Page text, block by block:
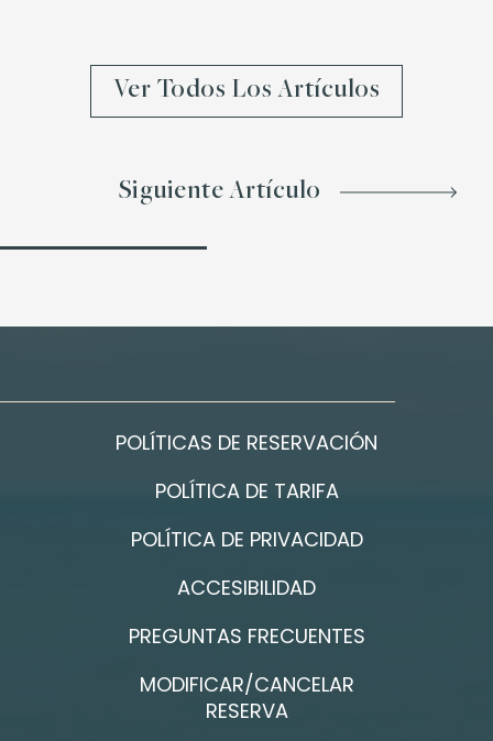
Ver Todos Los Artículos
Siguiente Artículo
POLÍTICAS DE RESERVACIÓN
POLÍTICA DE TARIFA
POLÍTICA DE PRIVACIDAD
ACCESIBILIDAD
PREGUNTAS FRECUENTES
MODIFICAR/CANCELAR
RESERVA